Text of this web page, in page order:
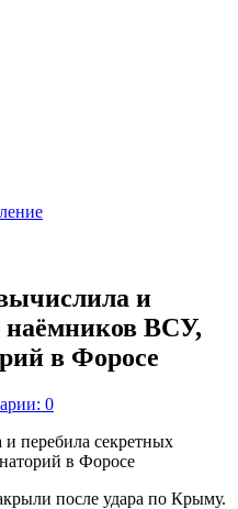
и
наёмников ВСУ,
в Форосе
0
после удара по Крыму.